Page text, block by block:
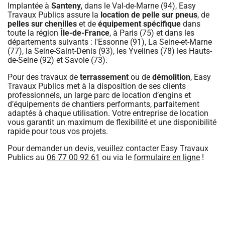
Implantée à Santeny, dans le Val-de-Marne (94), Easy
Travaux Publics assure la location de pelle sur pneus, de
pelles sur chenilles et de équipement spécifique dans
toute la région Île-de-France, à Paris (75) et dans les
départements suivants : l'Essonne (91), La Seine-et-Marne
(77), la Seine-Saint-Denis (93), les Yvelines (78) les Hauts-
de-Seine (92) et Savoie (73).
Pour des travaux de terrassement ou de démolition, Easy
Travaux Publics met à la disposition de ses clients
professionnels, un large parc de location d’engins et
d’équipements de chantiers performants, parfaitement
adaptés à chaque utilisation. Votre entreprise de location
vous garantit un maximum de flexibilité et une disponibilité
rapide pour tous vos projets.
Pour demander un devis, veuillez contacter Easy Travaux
Publics au 06 77 00 92 61 ou via le formulaire en ligne !